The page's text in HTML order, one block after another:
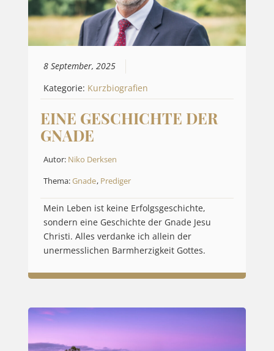
8 September, 2025
Kategorie: Kurzbiografien
EINE GESCHICHTE DER
GNADE
Autor: Niko Derksen
Thema:Gnade, Prediger
Mein Leben ist keine Erfolgsgeschichte,
sondern eine Geschichte der Gnade Jesu
Christi. Alles verdanke ich allein der
unermesslichen Barmherzigkeit Gottes.